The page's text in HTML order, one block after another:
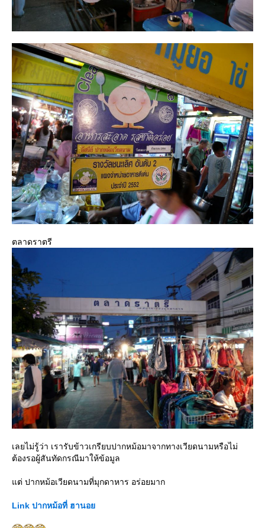
ตลาดราตรี
เลยไม่รู้ว่า เรารับข้าวเกรียบปากหม้อมาจากทางเวียดนามหรือไม่
ต้องรอผู้สันทัดกรณีมาให้ข้อมูล
ต่ ปากหม้อเวียดนามที่มุกดาหาร อร่อยมาก
Link ปากหม้อที่ ฮานอ